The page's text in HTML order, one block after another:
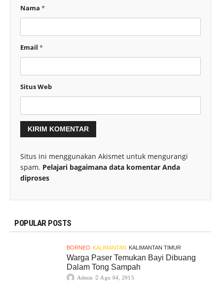
Nama *
Email *
Situs Web
Situs ini menggunakan Akismet untuk mengurangi
spam. Pelajari bagaimana data komentar Anda
diproses
POPULAR POSTS
BORNEO KALIMANTAN KALIMANTAN TIMUR
Warga Paser Temukan Bayi Dibuang
Dalam Tong Sampah
Admin Agu 04, 2015